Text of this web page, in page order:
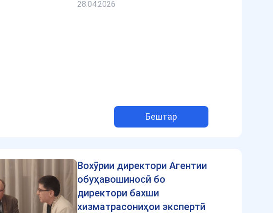
28.04.2026
Бештар
Вохӯрии директори Агентии
обуҳавошиносӣ бо
директори бахши
хизматрасониҳои экспертӣ